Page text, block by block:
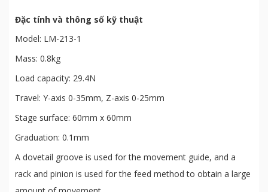
Đặc tính và thông số kỹ thuật
Model: LM-213-1
Mass: 0.8kg
Load capacity: 29.4N
Travel: Y-axis 0-35mm, Z-axis 0-25mm
Stage surface: 60mm x 60mm
Graduation: 0.1mm
A dovetail groove is used for the movement guide, and a
rack and pinion is used for the feed method to obtain a large